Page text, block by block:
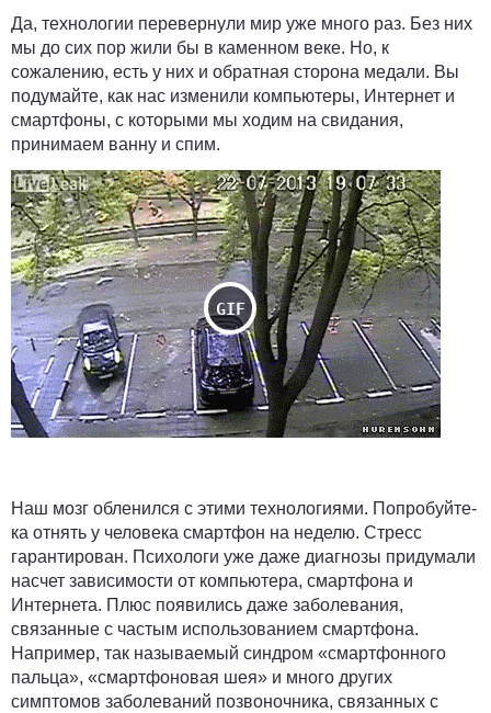
Да, технологии перевернули мир уже много раз. Без них
мы до сих пор жили бы в каменном веке. Но, к
сожалению, есть у них и обратная сторона медали. Вы
подумайте, как нас изменили компьютеры, Интернет и
смартфоны, с которыми мы ходим на свидания,
принимаем ванну и спим.
Наш мозг обленился с этими технологиями. Попробуйте-
ка отнять у человека смартфон на неделю. Стресс
гарантирован. Психологи уже даже диагнозы придумали
насчет зависимости от компьютера, смартфона и
Интернета. Плюс появились даже заболевания,
связанные с частым использованием смартфона.
Например, так называемый синдром «смартфонного
пальца», «смартфоновая шея» и много других
симптомов заболеваний позвоночника, связанных с